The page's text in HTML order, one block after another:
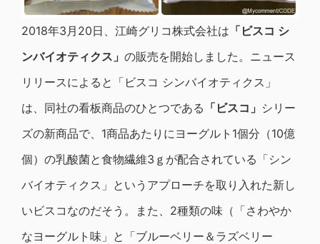
2018年3月20日、江崎グリコ株式会社は 「ビスコ シ
ンバイオティクス」 の販売を開始しました。ニュース
リリースによると「ビスコ シンバイオティクス」
は、同社の看板商品のひとつである 「ビスコ」 シリー
ズの新商品で、1商品あたりにヨーグルト1個分（10億
個）の乳酸菌と食物繊維3ｇが配合されている「シン
バイオティクス」というアプローチを取り入れた新し
いビスコなのだそう。また、2種類の味（「さわやか
なヨーグルト味」と「ブルーベリー＆ラズベリー